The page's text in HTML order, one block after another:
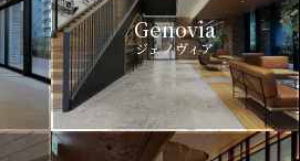
Genovia
ジェノヴィア